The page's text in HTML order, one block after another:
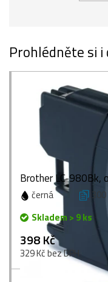
Prohlédněte si
Brother LC-980Bk,
černá
Skladem > 9 ks
398 Kč
329 Kč bez DPH